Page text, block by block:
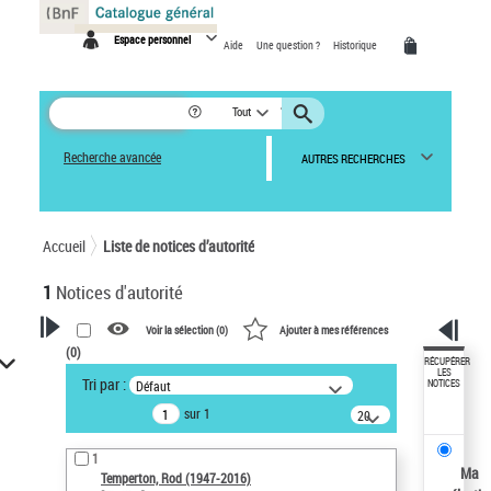
Espace personnel Aide Une question ? Historique
Tout
Recherche avancée AUTRES RECHERCHES
Accueil Liste de notices d’autorité
1 Notices d'autorité
VOTRE RECHERCHE
Recherche avancée dans les
notices d’autorité
Œuvres liées à l'auteur :
Temperton, Rod (1947-2016)
Voir la sélection (0) Ajouter à mes références
(0)
Tri par : Défaut
sur 1
20
résultats/page
1
Temperton, Rod (1947-2016)
RÉCUPÉRER
LES
NOTICES
Ma
Panneau de gestion des cookies